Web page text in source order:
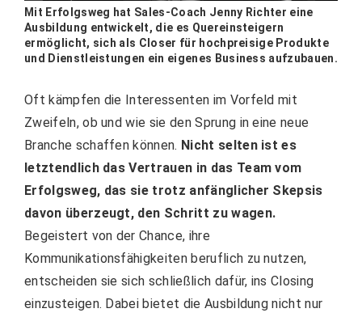
Mit Erfolgsweg hat Sales-Coach Jenny Richter eine
Ausbildung entwickelt, die es Quereinsteigern
ermöglicht, sich als Closer für hochpreisige Produkte
und Dienstleistungen ein eigenes Business aufzubauen.
Oft kämpfen die Interessenten im Vorfeld mit
Zweifeln, ob und wie sie den Sprung in eine neue
Branche schaffen können. Nicht selten ist es
letztendlich das Vertrauen in das Team vom
Erfolgsweg, das sie trotz anfänglicher Skepsis
davon überzeugt, den Schritt zu wagen.
Begeistert von der Chance, ihre
Kommunikationsfähigkeiten beruflich zu nutzen,
entscheiden sie sich schließlich dafür, ins Closing
einzusteigen. Dabei bietet die Ausbildung nicht nur